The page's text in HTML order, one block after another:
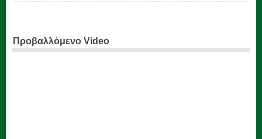
Προβαλλόμενο Video